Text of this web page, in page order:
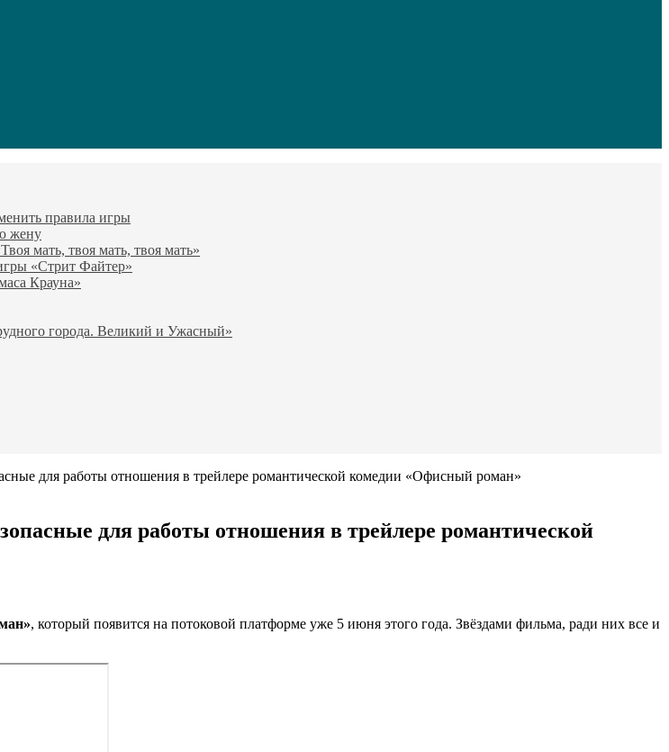
правила игры
жену
мать, твоя мать, твоя мать»
«Стрит Файтер»
Крауна»
города. Великий и Ужасный»
для работы отношения в трейлере романтической комедии «Офисный роман»
для работы отношения в трейлере романтической
, который появится на потоковой платформе уже 5 июня этого года. Звёздами фильма, ради них все и